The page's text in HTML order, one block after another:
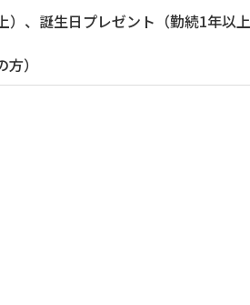
、誕生日プレゼント（勤続1年以
）